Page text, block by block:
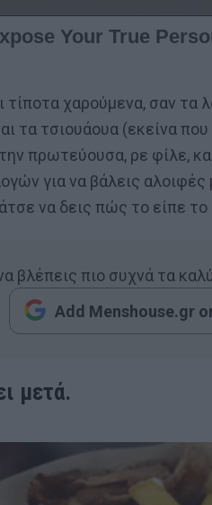
τίποτα χαρούμενα, σαν τα
τα τσιουάουα (εκείνα
πρωτεύουσα, ρε φίλε,
για να βάλεις
να δεις πώς το είπε
βλέπεις πιο συχνά τα
Add Menshouse.gr
μετά.